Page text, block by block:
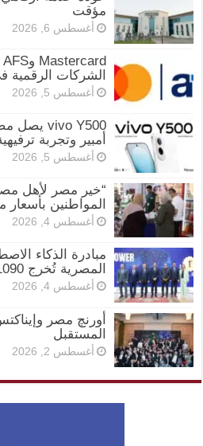
مؤقت
أغسطس 6, 2026
الشركات الرقمية
أغسطس 5, 2026
أمبير وتجربة
أغسطس 5, 2026
“خير مصر لأهل
المواطنين
أغسطس 4, 2026
مبادرة الذكاء
المصرية تُخرج 1090 طالبًا بمشروعات مبتكرة
أغسطس 4, 2026
المستقبل
أغسطس 2, 2026